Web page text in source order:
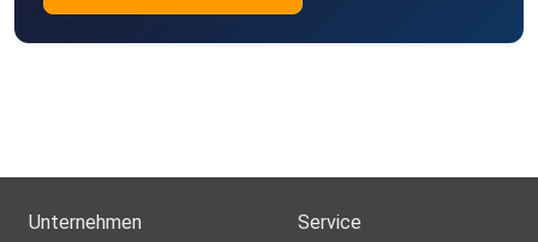
Unternehmen Service